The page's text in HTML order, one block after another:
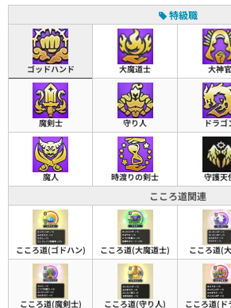
特級職
ゴッドハンド 大魔道士 大神官
魔剣士 守り人 ドラゴ
魔人 時渡りの剣士 守護天
こころ道関連
こころ道(ゴドハン) こころ道(大魔道士) こころ道(
こころ道(魔剣士) こころ道(守り人) こころ道(ド